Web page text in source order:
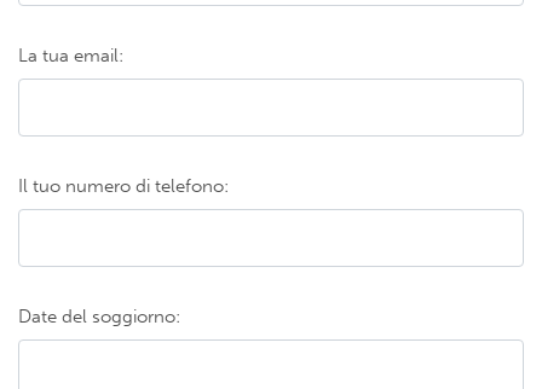
La tua email:
Il tuo numero di telefono:
Date del soggiorno: